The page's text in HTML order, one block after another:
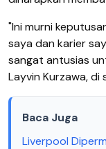
"Ini murni
saya dan karier
sangat antusias
Layvin Kurzawa, di
Baca Juga
Liverpool